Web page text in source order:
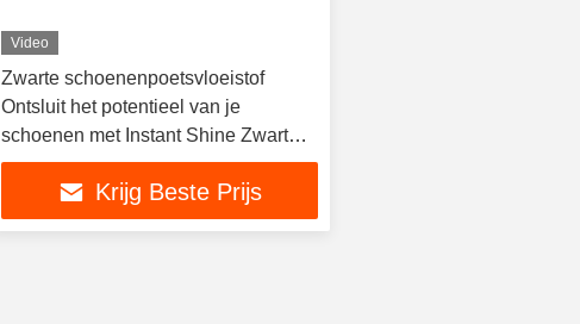
Video
Zwarte schoenenpoetsvloeistof
Ontsluit het potentieel van je
schoenen met Instant Shine Zwart
Bruin Neutraal
Krijg Beste Prijs